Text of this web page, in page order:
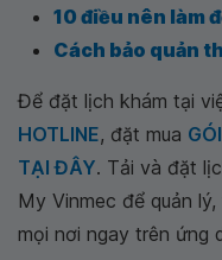
10 điều nên làm
Cách bảo quản
Để đặt lịch khám tại
HOTLINE, đặt mua
TẠI ĐÂY. Tải và đặt
My Vinmec để quản
mọi nơi ngay trên ứng